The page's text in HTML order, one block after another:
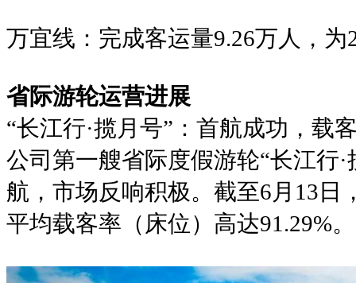
万宜线：完成客运量9.26万人，为
省际游轮运营进展
“长江行·揽月号”：首航成功，载
公司第一艘省际度假游轮“长江行
航，市场反响积极。截至6月13日
平均载客率（床位）高达91.29%。